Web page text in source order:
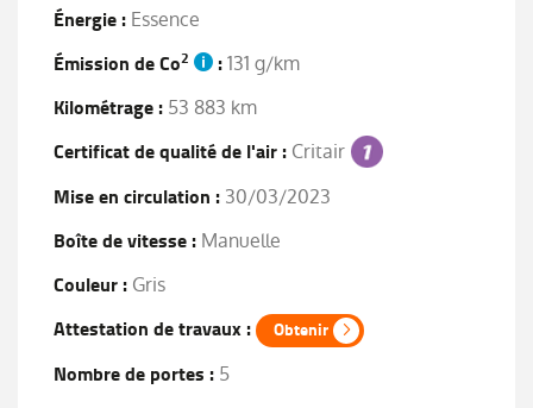
Énergie : Essence
Émission de Co2 :131 g/km
Kilométrage : 53 883 km
Certificat de qualité de l'air : Critair
Mise en circulation : 30/03/2023
Boîte de vitesse : Manuelle
Couleur : Gris
Attestation de travaux : Obtenir
Nombre de portes : 5